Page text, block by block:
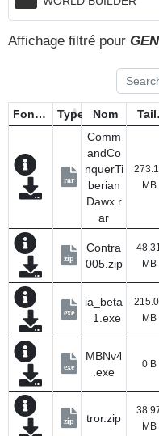
Affichage filtré pour
Fonctions Type Nom
rar
Comm
andCo
nquerTi
berian
Dawx.r
ar
MB
zip
Contra
005.zip
MB
exe
ia_beta
_1.exe
MB
exe
MBNv4
.exe
0 B
zip tror.zip
MB